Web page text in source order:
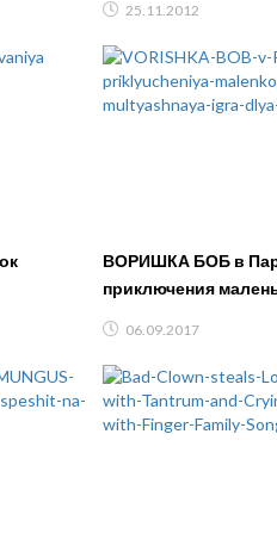
25.11.2012
ВОРИШКА БОБ в
приключения
FFGTV
06.09.2017